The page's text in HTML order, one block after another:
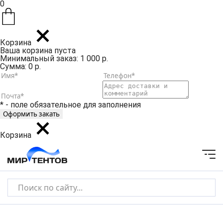
0
Корзина
Ваша корзина пуста
Минимальный заказ: 1 000 р.
Сумма: 0 р.
* - поле обязательное для заполнения
Корзина